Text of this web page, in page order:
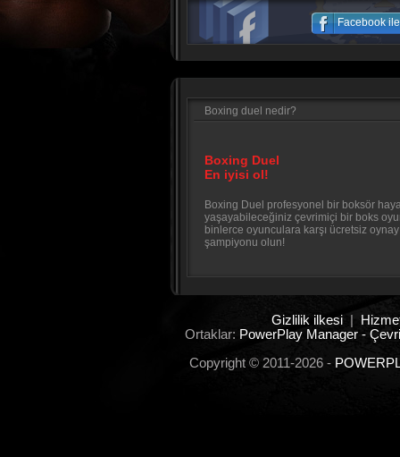
Facebook
Boxing duel nedir?
Boxing Duel
En iyisi ol!
Boxing Duel profesyonel bir boksör
yaşayabileceğiniz çevrimiçi bir boks
binlerce oyunculara karşı ücretsiz
şampiyonu olun!
Gizlilik ilkesi|
Ortaklar: PowerPlay Manager -
Copyright © 2011-2026 -